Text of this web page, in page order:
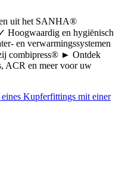
uit het SANHA®
Hoogwaardig en hygiënisch
en verwarmingssystemen
combipress® ► Ontdek
ACR en meer voor uw